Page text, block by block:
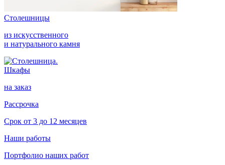
Столешницы
из искусственного
и натурального камня
Шкафы
на заказ
Рассрочка
Срок от 3 до 12 месяцев
Наши работы
Портфолио наших работ